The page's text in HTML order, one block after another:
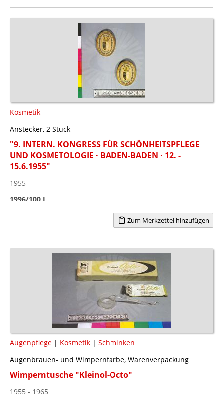
Kosmetik
Anstecker, 2 Stück
"9. INTERN. KONGRESS FÜR SCHÖNHEITSPFLEGE
UND KOSMETOLOGIE · BADEN-BADEN · 12. -
15.6.1955"
1955
1996/100 L
Zum Merkzettel hinzufügen
Augenpflege | Kosmetik | Schminken
Augenbrauen- und Wimpernfarbe, Warenverpackung
Wimperntusche "Kleinol-Octo"
1955 - 1965